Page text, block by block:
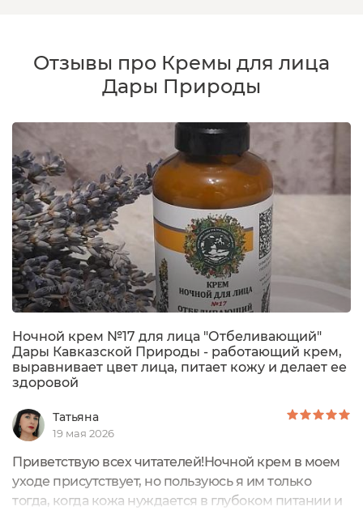
Отзывы про Кремы для лица
Дары Природы
Ночной крем №17 для лица "Отбеливающий"
Дары Кавказской Природы - работающий крем,
выравнивает цвет лица, питает кожу и делает ее
здоровой
Татьяна
19 мая 2026
Приветствую всех читателей!Ночной крем в моем
уходе присутствует, но пользуюсь я им только
тогда, когда кожа нуждается в глубоком питании и